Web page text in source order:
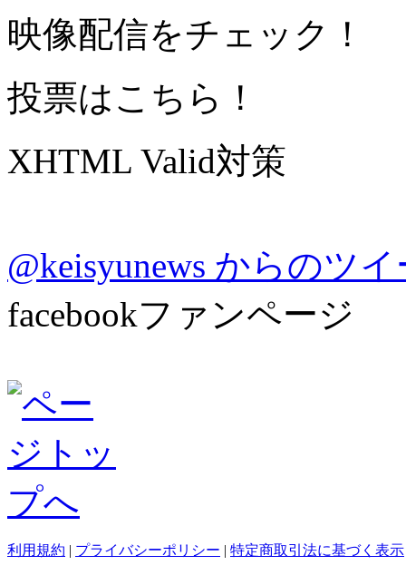
映像配信をチェック！
投票はこちら！
XHTML Valid対策
@keisyunews からのツ
facebookファンページ
利用規約 | プライバシーポリシー | 特定商取引法に基づく表示